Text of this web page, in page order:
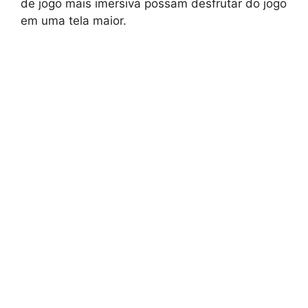
de jogo mais imersiva possam desfrutar do jogo
em uma tela maior.